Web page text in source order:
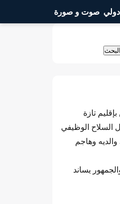
دولي صوت و صورة
البحث
تازة
الوظيفي
وهاجم
يساند